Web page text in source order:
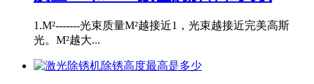
1.M²-------光束质量M²越接近1，光束越接近完美高斯
光。M²越大...